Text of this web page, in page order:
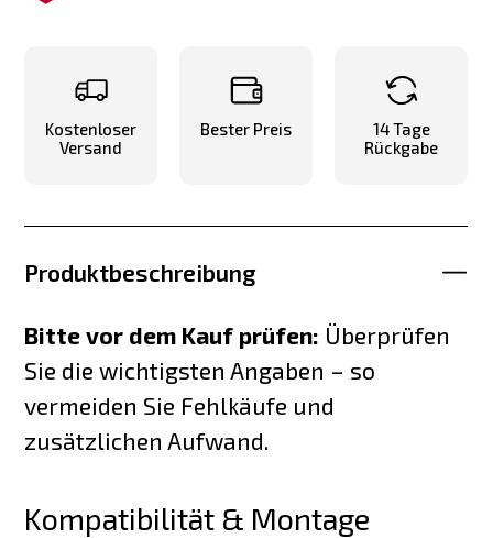
Kostenloser
Versand
Bester Preis
14 Tage
Rückgabe
Produktbeschreibung
Bitte vor dem Kauf prüfen: Überprüfen
Sie die wichtigsten Angaben – so
vermeiden Sie Fehlkäufe und
zusätzlichen Aufwand.
Kompatibilität & Montage